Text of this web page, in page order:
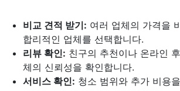
비교 견적 받기: 여러 업체의 가격을
합리적인 업체를 선택합니다.
리뷰 확인: 친구의 추천이나 온라인
체의 신뢰성을 확인합니다.
서비스 확인: 청소 범위와 추가 비용